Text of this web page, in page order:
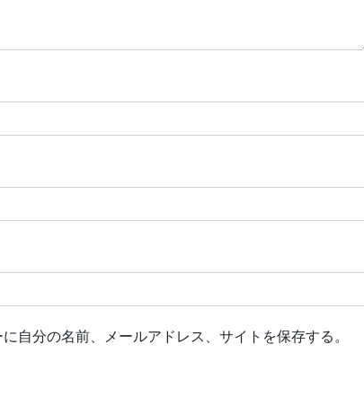
自分の名前、メールアドレス、サイトを保存する。